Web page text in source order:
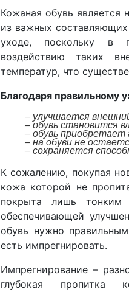
Кожаная обувь является
из важных
уходе, поскольку в
воздействию таких
температур, что
Благодаря правильному
– улучшается
– обувь становится
– обувь
– на обуви не
– сохраняется
К сожалению, покупая
кожа которой не
покрыта лишь тонким
обеспечивающей
обувь нужно
есть импрегнировать.
Импрегнирование –
глубокая пропитка